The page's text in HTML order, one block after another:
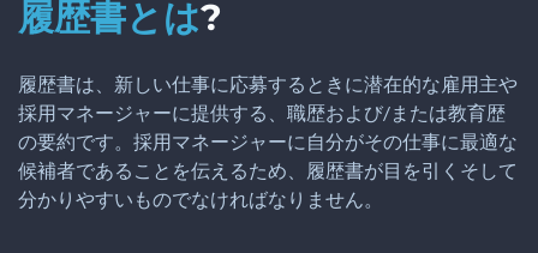
履歴書とは?
履歴書は、新しい仕事に応募するときに潜在的な雇用主や
採用マネージャーに提供する、職歴および/または教育歴
の要約です。採用マネージャーに自分がその仕事に最適な
候補者であることを伝えるため、履歴書が目を引くそして
分かりやすいものでなければなりません。